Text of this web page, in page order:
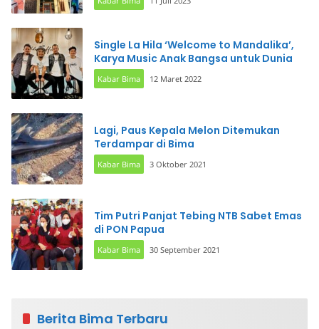
Single La Hila ‘Welcome to Mandalika’,
Karya Music Anak Bangsa untuk Dunia
Kabar Bima 12 Maret 2022
Lagi, Paus Kepala Melon Ditemukan
Terdampar di Bima
Kabar Bima 3 Oktober 2021
Tim Putri Panjat Tebing NTB Sabet Emas
di PON Papua
Kabar Bima 30 September 2021
Berita Bima Terbaru